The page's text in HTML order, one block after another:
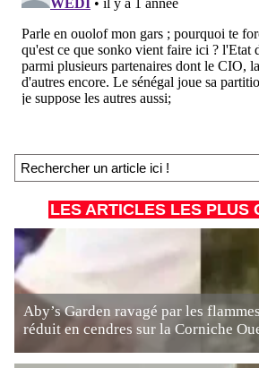
LES ARTICLES LES PLUS
Aby’s Garden ravagé par les
réduit en cendres sur la Corniche